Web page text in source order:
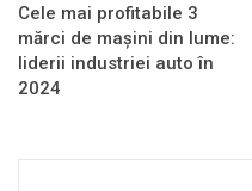
Cele mai profitabile 3
mărci de mașini din lume:
liderii industriei auto în
2024